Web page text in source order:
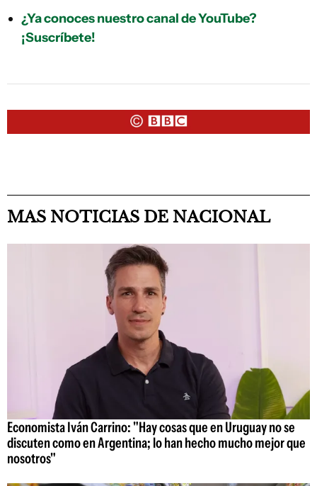
¿Ya conoces nuestro canal de YouTube?
¡Suscríbete!
MAS NOTICIAS DE NACIONAL
Economista Iván Carrino: "Hay cosas que en Uruguay no se
discuten como en Argentina; lo han hecho mucho mejor que
nosotros"